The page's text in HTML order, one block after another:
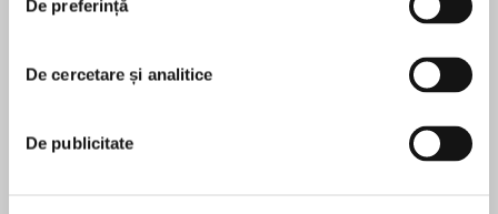
De preferință
De cercetare și analitice
De publicitate
Sometimes the best way to find a stolen
Master novelist Daniel Silva has thrilled readers
with sixteen thoughtful and gripping spy novels
featuring a diverse cast of compelling
În acest moment nu există recenzii
Daniel Silva
Daniel Silva is the award-winning #1 New York
Times bestselling author of twenty-eight previous